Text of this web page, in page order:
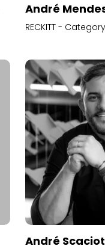
André
RECKITT -
André